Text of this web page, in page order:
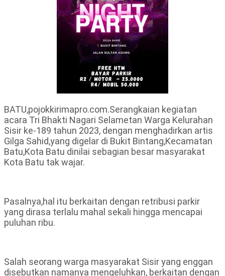
BATU,pojokkirimapro.com.Serangkaian kegiatan
acara Tri Bhakti Nagari Selametan Warga Kelurahan
Sisir ke-189 tahun 2023, dengan menghadirkan artis
Gilga Sahid,yang digelar di Bukit Bintang,Kecamatan
Batu,Kota Batu dinilai sebagian besar masyarakat
Kota Batu tak wajar.
Pasalnya,hal itu berkaitan dengan retribusi parkir
yang dirasa terlalu mahal sekali hingga mencapai
puluhan ribu.
Salah seorang warga masyarakat Sisir yang enggan
disebutkan namanya mengeluhkan, berkaitan dengan